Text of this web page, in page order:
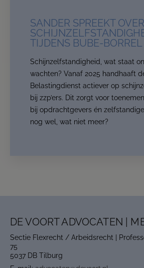
SANDER SPREEKT OVER
TIJDENS BUBE-BORREL
Schijnzelfstandigheid, wat staat
wachten? Vanaf 2025 handhaaft
Belastingdienst actiever op
bij zzp’ers. Dit zorgt voor
bij opdrachtgevers én
nog wel, wat niet meer?
DE VOORT ADVOCATEN |
Sectie Flexrecht / Arbeidsrecht |
75
5037 DB Tilburg